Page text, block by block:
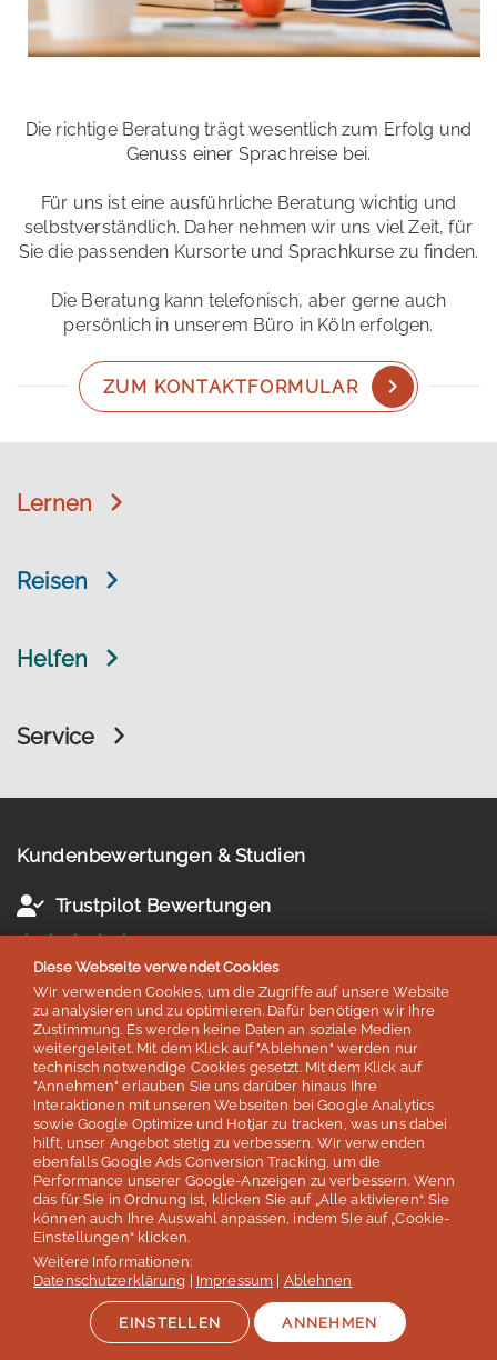
Die richtige Beratung trägt wesentlich zum Erfolg und
Genuss einer Sprachreise bei.
Für uns ist eine ausführliche Beratung wichtig und
selbstverständlich. Daher nehmen wir uns viel Zeit, für
Sie die passenden Kursorte und Sprachkurse zu finden.
Die Beratung kann telefonisch, aber gerne auch
persönlich in unserem Büro in Köln erfolgen.
ZUM KONTAKTFORMULAR
Lernen
Reisen
Helfen
Service
Kundenbewertungen & Studien
Trustpilot Bewertungen
4,5 von 5 Sternen
basierend auf 38 Bewertungen
Stand: Juli 2026
Google Bewertungen
4,8 von 5 Sternen
basierend auf 254 Bewertungen
Stand: Juli 2026
Top 5
der deutschen Sprachreisenveranstalter
Diese Webseite verwendet Cookies
Wir verwenden Cookies, um die Zugriffe auf unsere Website
zu analysieren und zu optimieren. Dafür benötigen wir Ihre
Zustimmung. Es werden keine Daten an soziale Medien
weitergeleitet. Mit dem Klick auf "Ablehnen" werden nur
technisch notwendige Cookies gesetzt. Mit dem Klick auf
"Annehmen" erlauben Sie uns darüber hinaus Ihre
Interaktionen mit unseren Webseiten bei Google Analytics
sowie Google Optimize und Hotjar zu tracken, was uns dabei
hilft, unser Angebot stetig zu verbessern. Wir verwenden
ebenfalls Google Ads Conversion Tracking, um die
Performance unserer Google-Anzeigen zu verbessern. Wenn
das für Sie in Ordnung ist, klicken Sie auf „Alle aktivieren“. Sie
können auch Ihre Auswahl anpassen, indem Sie auf „Cookie-
Einstellungen“ klicken.
Weitere Informationen:
Datenschutzerklärung
Impressum Ablehnen
EINSTELLEN ANNEHMEN